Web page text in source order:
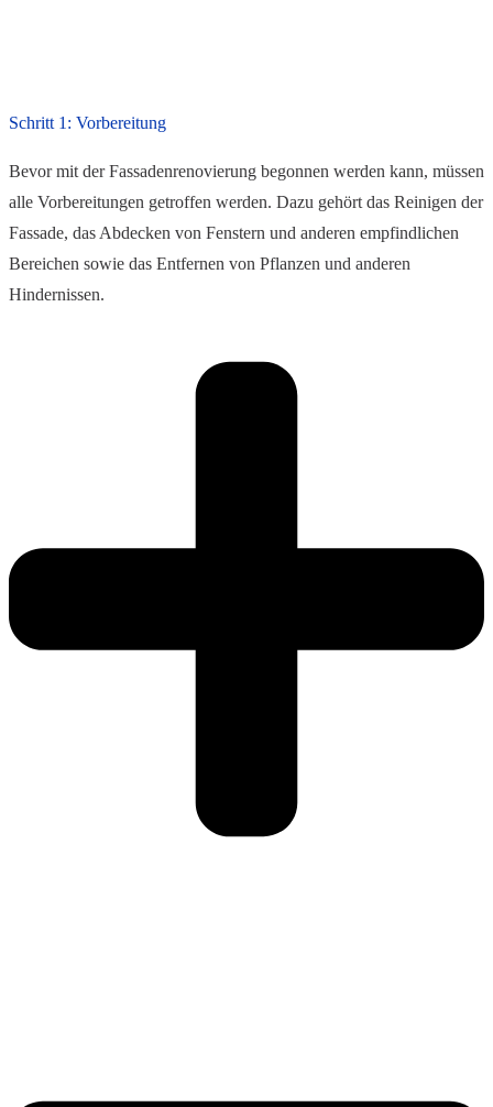
Schritt 1: Vorbereitung
Bevor mit der Fassadenrenovierung begonnen werden kann, müssen
alle Vorbereitungen getroffen werden. Dazu gehört das Reinigen der
Fassade, das Abdecken von Fenstern und anderen empfindlichen
Bereichen sowie das Entfernen von Pflanzen und anderen
Hindernissen.